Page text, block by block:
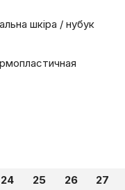
шкіра / нубук
24 25 26 27